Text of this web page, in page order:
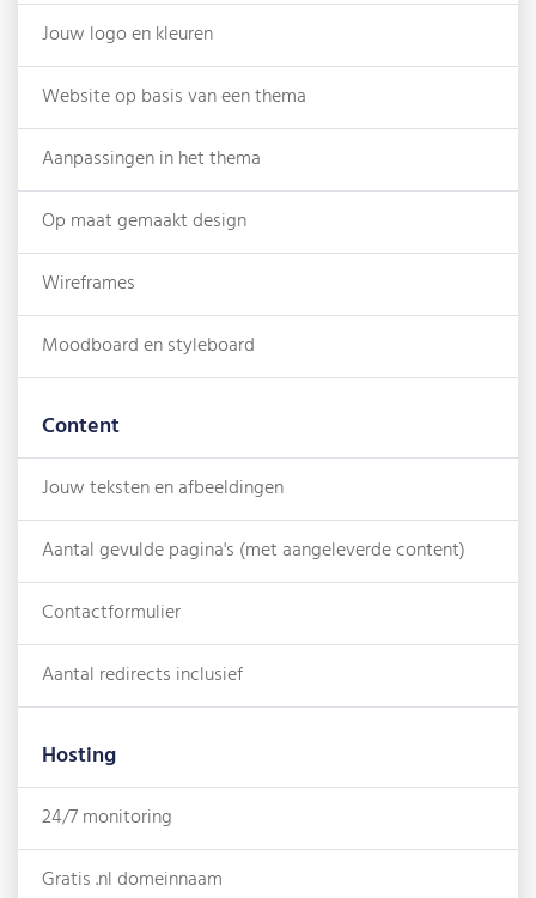
Jouw logo en kleuren
Website op basis van een thema
Aanpassingen in het thema
Op maat gemaakt design
Wireframes
Moodboard en styleboard
Content
Jouw teksten en afbeeldingen
Aantal gevulde pagina's (met aangeleverde content)
Contactformulier
Aantal redirects inclusief
Hosting
24/7 monitoring
Gratis .nl domeinnaam